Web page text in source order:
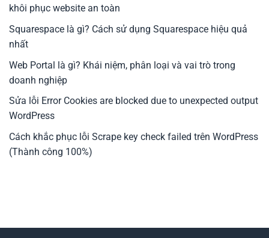
khôi phục website an toàn
Squarespace là gì? Cách sử dụng Squarespace hiệu quả
nhất
Web Portal là gì? Khái niệm, phân loại và vai trò trong
doanh nghiệp
Sửa lỗi Error Cookies are blocked due to unexpected output
WordPress
Cách khắc phục lỗi Scrape key check failed trên WordPress
(Thành công 100%)